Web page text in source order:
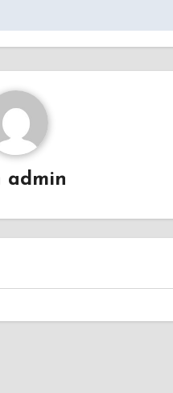
admin